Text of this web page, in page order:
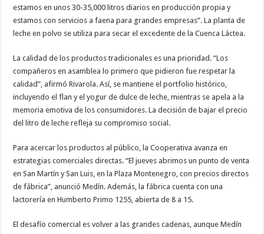
estamos en unos 30-35,000 litros diarios en producción propia y
estamos con servicios a faena para grandes empresas”. La planta de
leche en polvo se utiliza para secar el excedente de la Cuenca Láctea.
La calidad de los productos tradicionales es una prioridad. “Los
compañeros en asamblea lo primero que pidieron fue respetar la
calidad”, afirmó Rivarola. Así, se mantiene el portfolio histórico,
incluyendo el flan y el yogur de dulce de leche, mientras se apela a la
memoria emotiva de los consumidores. La decisión de bajar el precio
del litro de leche refleja su compromiso social.
Para acercar los productos al público, la Cooperativa avanza en
estrategias comerciales directas. “El jueves abrimos un punto de venta
en San Martín y San Luis, en la Plaza Montenegro, con precios directos
de fábrica”, anunció Medín. Además, la fábrica cuenta con una
lactorería en Humberto Primo 1255, abierta de 8 a 15.
El desafío comercial es volver a las grandes cadenas, aunque Medín